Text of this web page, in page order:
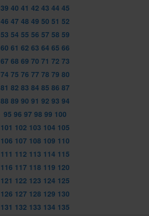
39 40 41 42 43 44 45
46 47 48 49 50 51 52
53 54 55 56 57 58 59
60 61 62 63 64 65 66
67 68 69 70 71 72 73
74 75 76 77 78 79 80
81 82 83 84 85 86 87
88 89 90 91 92 93 94
95 96 97 98 99 100
101 102 103 104 105
106 107 108 109 110
111 112 113 114 115
116 117 118 119 120
121 122 123 124 125
126 127 128 129 130
131 132 133 134 135